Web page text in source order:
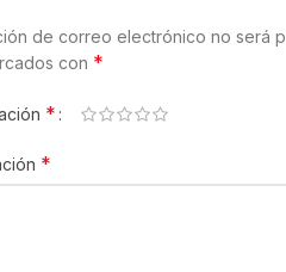
de correo electrónico no será
con *
*
*